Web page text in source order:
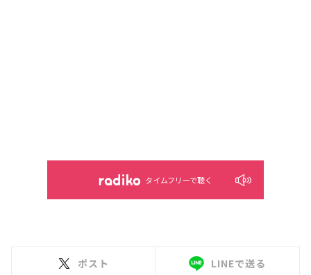
タイムフリーで聴く
ポスト LINEで送る